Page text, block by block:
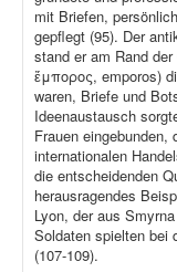
mit Briefen,
gepflegt (95). Der
stand er am Rand
ἔμπορος, emporos)
waren, Briefe und
Ideenaustausch
Frauen eingebunden,
internationalen
die entscheidenden
herausragendes
Lyon, der aus
Soldaten spielten bei
(107-109).